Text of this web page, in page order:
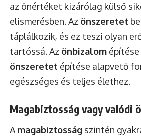
az önértéket kizárólag külső
elismerésben. Az önszeretet
táplálkozik, és ez teszi olyan
tartóssá. Az önbizalom építése
önszeretet építése alapvető
egészséges és teljes élethez.
Magabiztosság vagy valódi
A magabiztosság szintén